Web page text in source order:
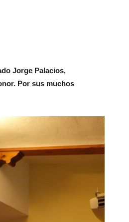
Jorge Palacios,
Por sus muchos